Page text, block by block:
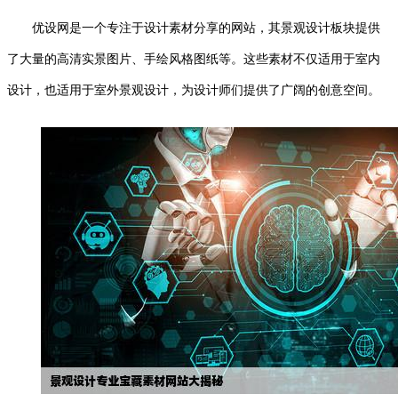
优设网是一个专注于设计素材分享的网站，其景观设计板块提供
了大量的高清实景图片、手绘风格图纸等。这些素材不仅适用于室内
设计，也适用于室外景观设计，为设计师们提供了广阔的创意空间。